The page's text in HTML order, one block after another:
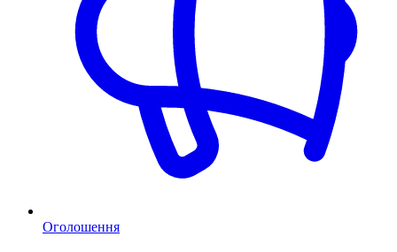
Оголошення